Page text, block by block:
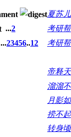
夏苏儿
...2 考研帮
...23456..12 考研帮
帝释
溜溜
月影
捞不
转身